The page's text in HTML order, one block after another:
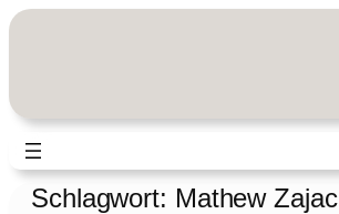
Zum
Schlagwort: Mathew Zajac